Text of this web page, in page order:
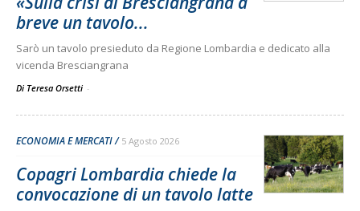
breve un tavolo...
Sarò un tavolo presieduto da Regione Lombardia e dedicato alla
vicenda Bresciangrana
Di Teresa Orsetti -
ECONOMIA E MERCATI 5 Agosto 2026
Copagri Lombardia chiede la
convocazione di un tavolo latte